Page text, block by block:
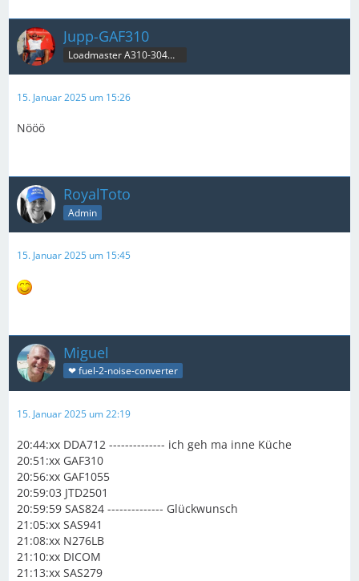
Jupp-GAF310
Loadmaster A310-304MRT & B707C
15. Januar 2025 um 15:26
Nööö
RoyalToto
Admin
15. Januar 2025 um 15:45
Miguel
❤ fuel-2-noise-converter
15. Januar 2025 um 22:19
20:44:xx DDA712 -------------- ich geh ma inne Küche
20:51:xx GAF310
20:56:xx GAF1055
20:59:03 JTD2501
20:59:59 SAS824 -------------- Glückwunsch
21:05:xx SAS941
21:08:xx N276LB
21:10:xx DICOM
21:13:xx SAS279